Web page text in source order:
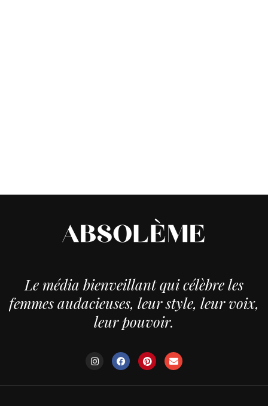
Le média bienveillant qui célèbre les
femmes audacieuses, leur style, leur voix,
leur pouvoir.